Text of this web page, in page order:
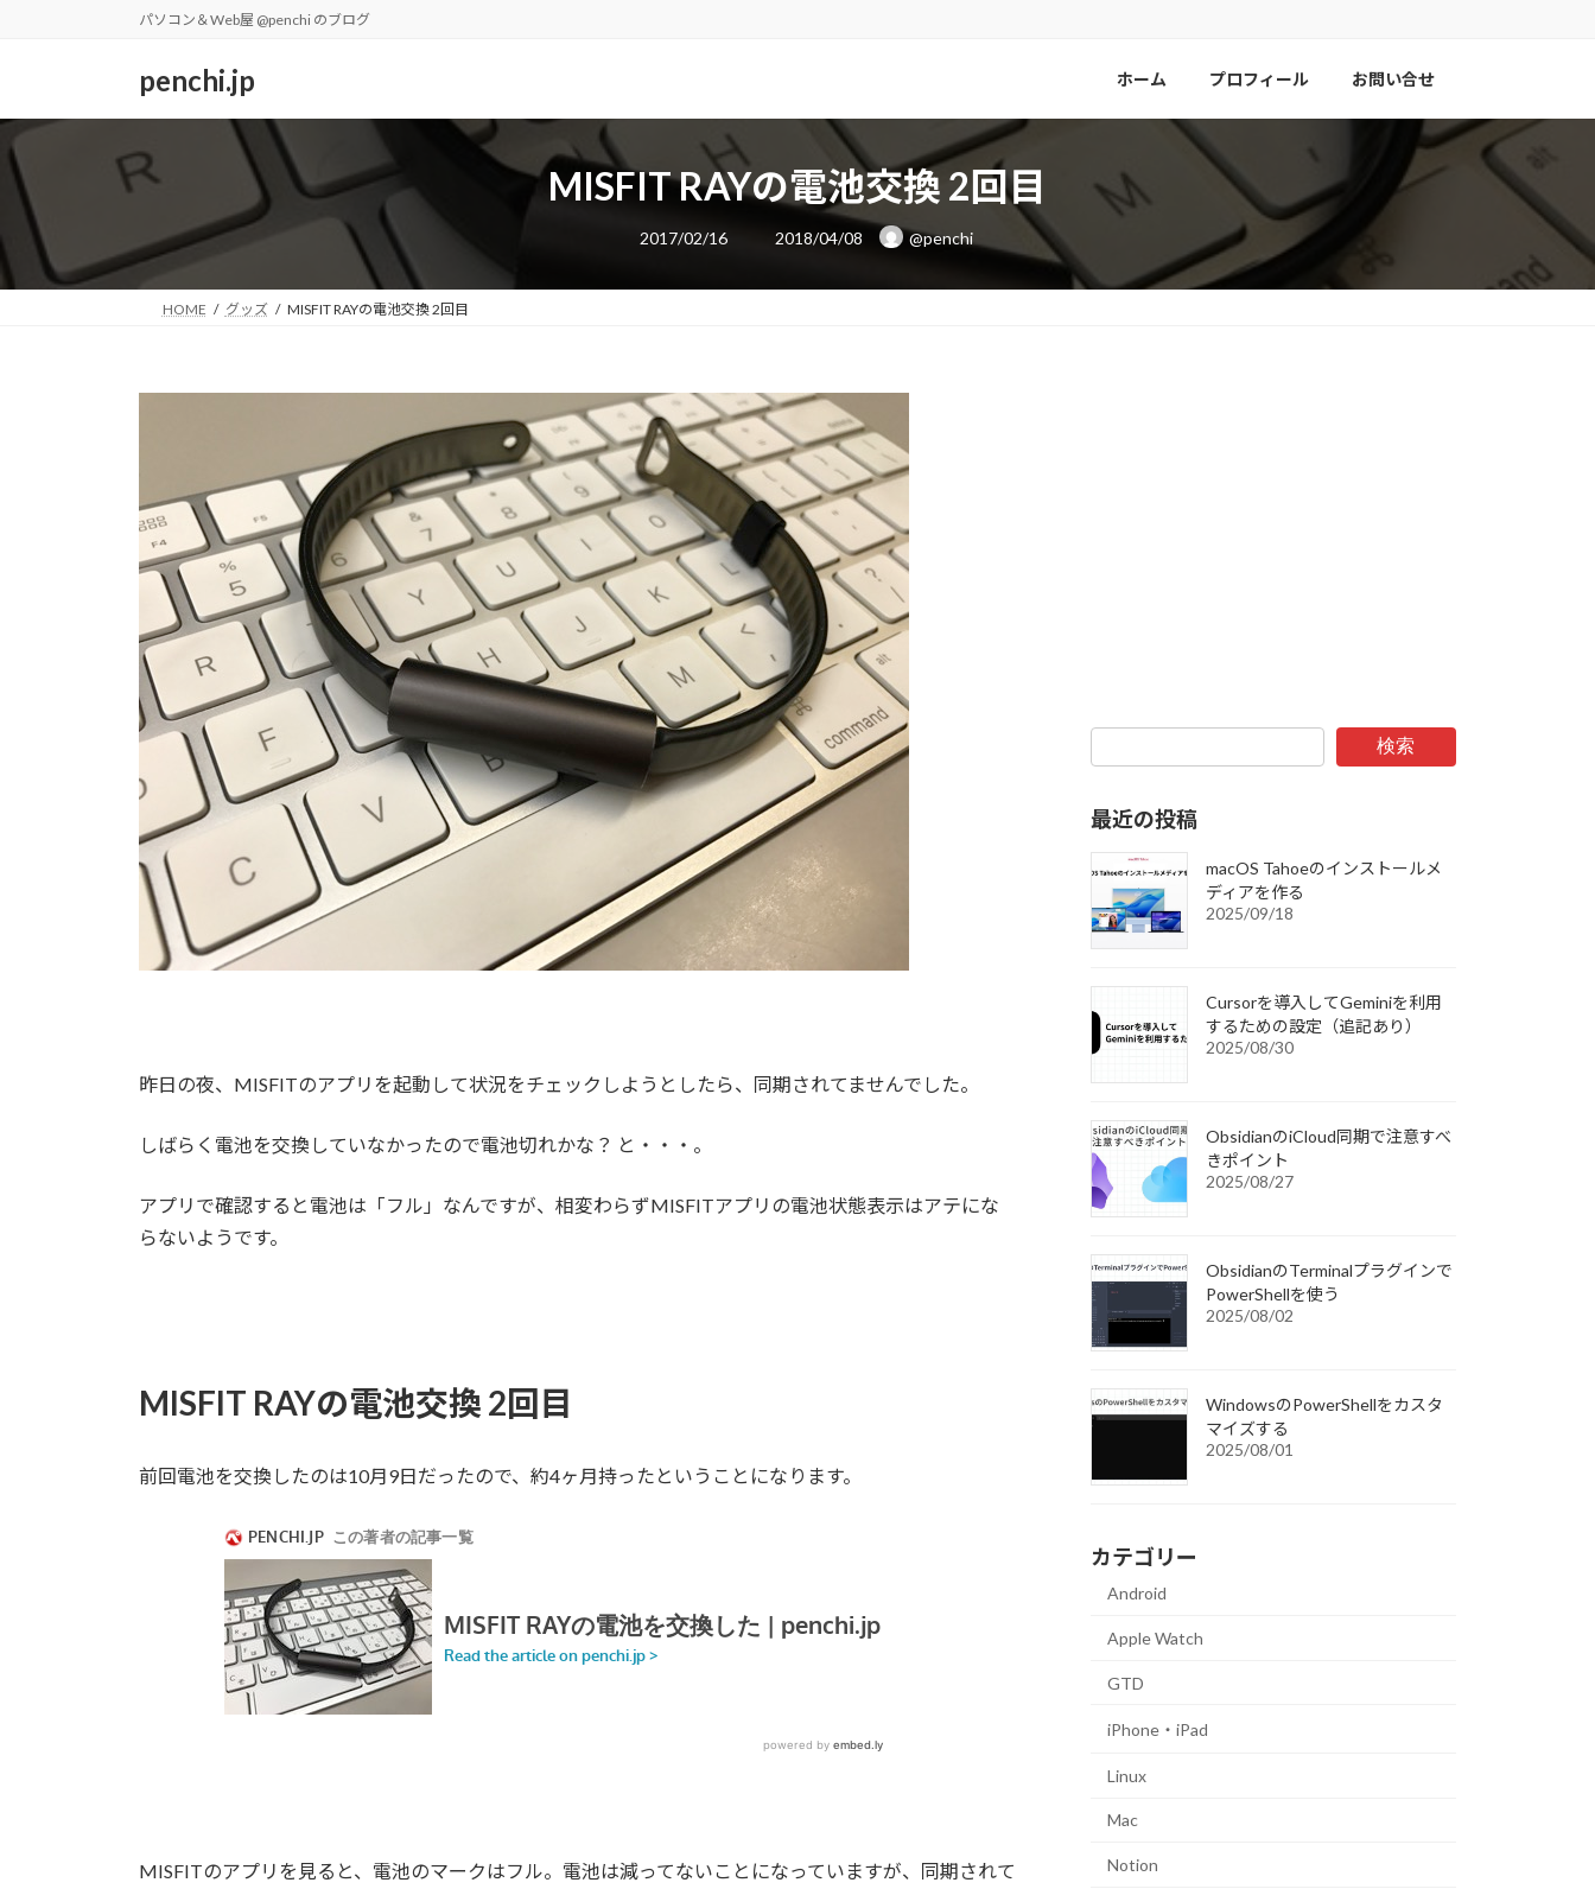
ツ
へ
ス
ッ
プ
シ
ョ
ン
移
動
パソコン＆Web屋 @penchi のブログ
penchi.jp ホーム プロフィール お問い合せ
MISFIT RAYの電池交換 2回目
2017/02/16
最
終
日
2018/04/08 @penchi
HOME グッズ MISFIT RAYの電池交換 2回目
昨日の夜、MISFITのアプリを起動して状況をチェックしようとしたら、同期されてませんでした。
しばらく電池を交換していなかったので電池切れかな？ と・・・。
アプリで確認すると電池は「フル」なんですが、相変わらずMISFITアプリの電池状態表示はアテにな
らないようです。
MISFIT RAYの電池交換 2回目
前回電池を交換したのは10月9日だったので、約4ヶ月持ったということになります。
MISFITのアプリを見ると、電池のマークはフル。電池は減ってないことになっていますが、同期されて
検索
最近の投稿
macOS Tahoeのインストールメ
ディアを作る
2025/09/18
Cursorを導入してGeminiを利用
するための設定（追記あり）
2025/08/30
ObsidianのiCloud同期で注意すべ
きポイント
2025/08/27
ObsidianのTerminalプラグインで
PowerShellを使う
2025/08/02
WindowsのPowerShellをカスタ
マイズする
2025/08/01
カテゴリー
Android
Apple Watch
GTD
iPhone・iPad
Linux
Mac
Notion